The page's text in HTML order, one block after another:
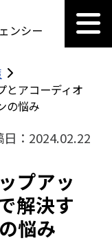
ンシー
とアコーディオ
の悩み
日：2024.02.22
プアッ
解決す
悩み